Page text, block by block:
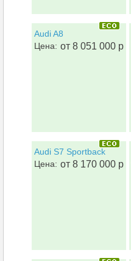
Audi A8
от 8 051 000 р
Цена:
Audi S7 Sportback
от 8 170 000 р
Цена: